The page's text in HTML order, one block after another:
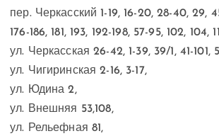
пер. Черкасский 1-19, 16-20, 28-40, 29,
176-186, 181, 193, 192-198, 57-95, 102, 104,
ул. Черкасская 26-42, 1-39, 39/1, 41-101,
ул. Чигиринская 2-16, 3-17,
ул. Юдина 2,
ул. Внешняя 53,108,
ул. Рельефная 81,